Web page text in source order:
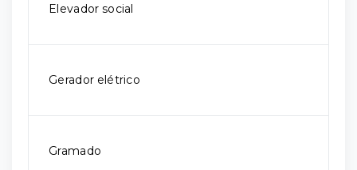
Elevador social
Gerador elétrico
Gramado